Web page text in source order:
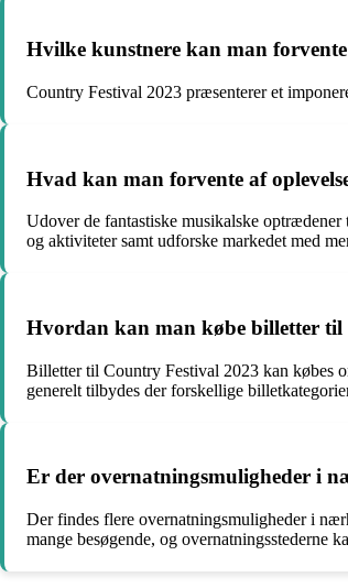
Hvilke kunstnere kan man
Country Festival 2023 præsenterer et
Hvad kan man forvente af
Udover de fantastiske musikalske
og aktiviteter samt udforske markedet med
Hvordan kan man købe billetter til
Billetter til Country Festival 2023 kan købes
generelt tilbydes der forskellige
Er der overnatningsmuligheder i
Der findes flere overnatningsmuligheder i
mange besøgende, og overnatningsstederne